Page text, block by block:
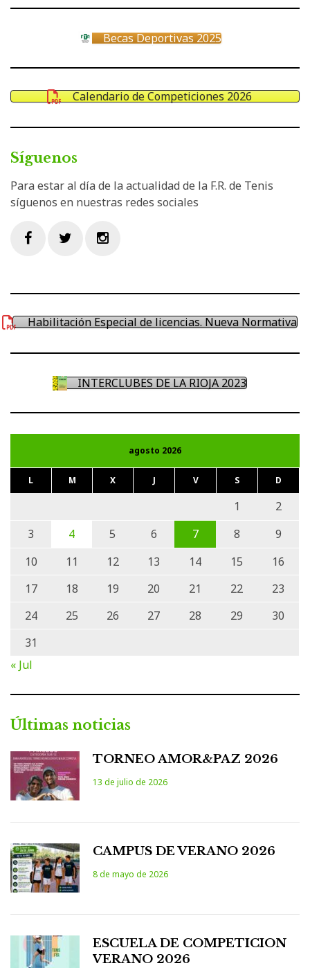
Becas Deportivas 2025
Calendario de Competiciones 2026
Síguenos
Para estar al día de la actualidad de la F.R. de Tenis
síguenos en nuestras redes sociales
Habilitación Especial de licencias. Nueva Normativa
INTERCLUBES DE LA RIOJA 2023
agosto 2026
L M X J V S D
1
2
3
4 5 6 7 8
9
10
11 12 13 14 15
16
17
18 19 20 21 22
23
24
25 26 27 28 29
30
31
« Jul
Últimas noticias
TORNEO AMOR&PAZ 2026
13 de julio de 2026
CAMPUS DE VERANO 2026
8 de mayo de 2026
ESCUELA DE COMPETICION
VERANO 2026